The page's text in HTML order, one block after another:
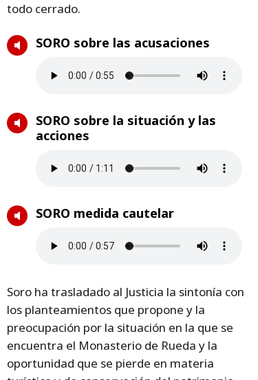
todo cerrado.
SORO sobre las acusaciones
SORO sobre la situación y las
acciones
SORO medida cautelar
Soro ha trasladado al Justicia la sintonía con
los planteamientos que propone y la
preocupación por la situación en la que se
encuentra el Monasterio de Rueda y la
oportunidad que se pierde en materia